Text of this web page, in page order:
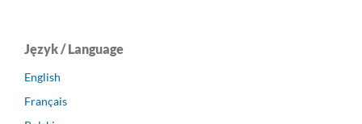
Język / Language
English
Français